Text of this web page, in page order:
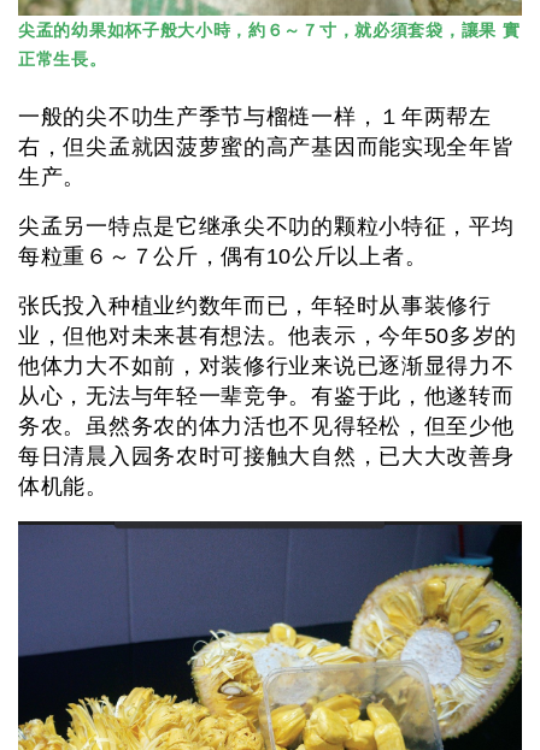
尖孟的幼果如杯子般大小時，約６～７寸，就必須套袋，讓果 實
正常生長。
一般的尖不叻生产季节与榴梿一样，１年两帮左
右，但尖孟就因菠萝蜜的高产基因而能实现全年皆
生产。
尖孟另一特点是它继承尖不叻的颗粒小特征，平均
每粒重６～７公斤，偶有10公斤以上者。
张氏投入种植业约数年而已，年轻时从事装修行
业，但他对未来甚有想法。他表示，今年50多岁的
他体力大不如前，对装修行业来说已逐渐显得力不
从心，无法与年轻一辈竞争。有鉴于此，他遂转而
务农。虽然务农的体力活也不见得轻松，但至少他
每日清晨入园务农时可接触大自然，已大大改善身
体机能。